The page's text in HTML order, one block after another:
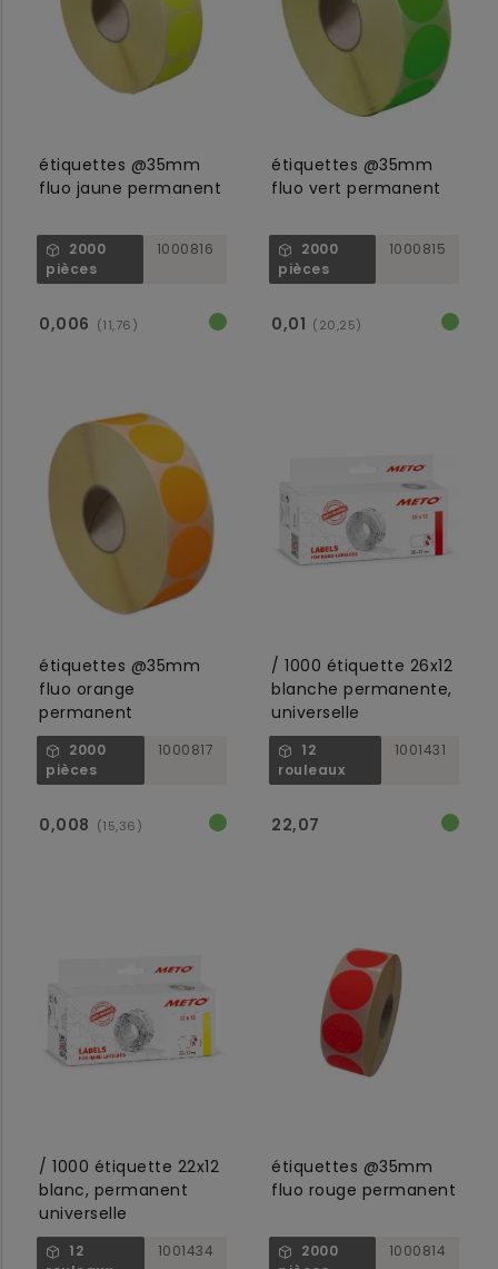
étiquettes @35mm
fluo jaune permanent
2000
pièces
1000816
0,006 (11,76)
étiquettes @35mm
fluo vert permanent
2000
pièces
1000815
0,01 (20,25)
étiquettes @35mm
fluo orange
permanent
2000
pièces
1000817
0,008 (15,36)
/ 1000 étiquette 26x12
blanche permanente,
universelle
12
rouleaux
1001431
22,07
/ 1000 étiquette 22x12
blanc, permanent
universelle
12
1001434
étiquettes @35mm
fluo rouge permanent
2000
1000814